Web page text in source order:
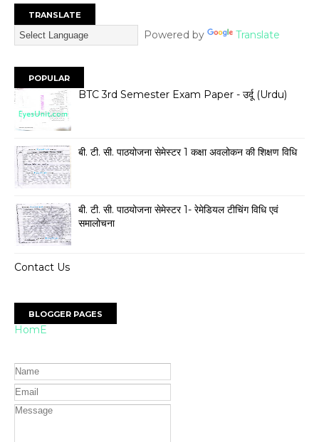
TRANSLATE
Powered by Translate
POPULAR
BTC 3rd Semester Exam Paper - उर्दू (Urdu)
बी. टी. सी. पाठयोजना सेमेस्टर 1 कक्षा अवलोकन की शिक्षण विधि
बी. टी. सी. पाठयोजना सेमेस्टर 1- रेमेडियल टीचिंग विधि एवं
समालोचना
Contact Us
BLOGGER PAGES
HomE